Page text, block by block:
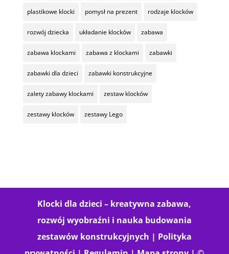
plastikowe klocki pomysł na prezent rodzaje klocków
rozwój dziecka układanie klocków zabawa
zabawa klockami zabawa z klockami zabawki
zabawki dla dzieci zabawki konstrukcyjne
zalety zabawy klockami zestaw klocków
zestawy klocków zestawy Lego
Klocki dla dzieci – kreatywna zabawa,
rozwój wyobraźni i nauka budowania
zestawów konstrukcyjnych | Polityka